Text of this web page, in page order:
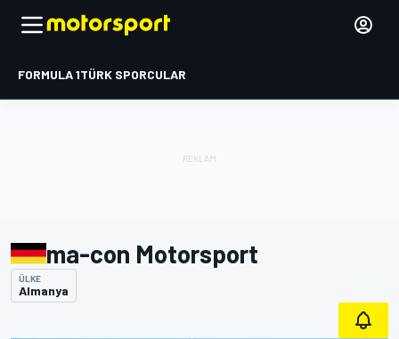
FORMULA 1TÜRK SPORCULAR
ma-con Motorsport
ÜLKE
Almanya